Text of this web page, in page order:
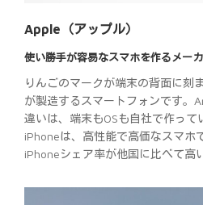
Apple（アップル）
使い勝手が容易なスマホを作るメー
りんごのマークが端末の背面に刻
が製造するスマートフォンです。
違いは、端末もOSも自社で作って
iPhoneは、高性能で高価なスマホ
iPhoneシェア率が他国に比べて高